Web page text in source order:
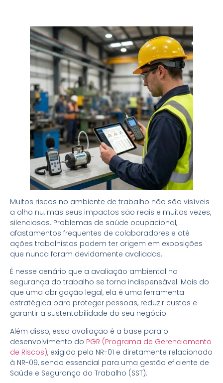
Muitos riscos no ambiente de trabalho não são visíveis
a olho nu, mas seus impactos são reais e muitas vezes,
silenciosos. Problemas de saúde ocupacional,
afastamentos frequentes de colaboradores e até
ações trabalhistas podem ter origem em exposições
que nunca foram devidamente avaliadas.
É nesse cenário que a avaliação ambiental na
segurança do trabalho se torna indispensável. Mais do
que uma obrigação legal, ela é uma ferramenta
estratégica para proteger pessoas, reduzir custos e
garantir a sustentabilidade do seu negócio.
Além disso, essa avaliação é a base para o
desenvolvimento do PGR (Programa de Gerenciamento
de Riscos), exigido pela NR-01 e diretamente relacionado
à NR-09, sendo essencial para uma gestão eficiente de
Saúde e Segurança do Trabalho (SST).